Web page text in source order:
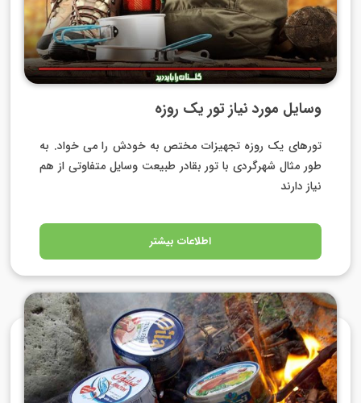
وسایل مورد نیاز تور یک روزه
تورهای یک روزه تجهیزات مختص به خودش را می خواد. به
طور مثال شهرگردی با تور بقادر طبیعت وسایل متفاوتی از هم
نیاز دارند
اطلاعات بیشتر